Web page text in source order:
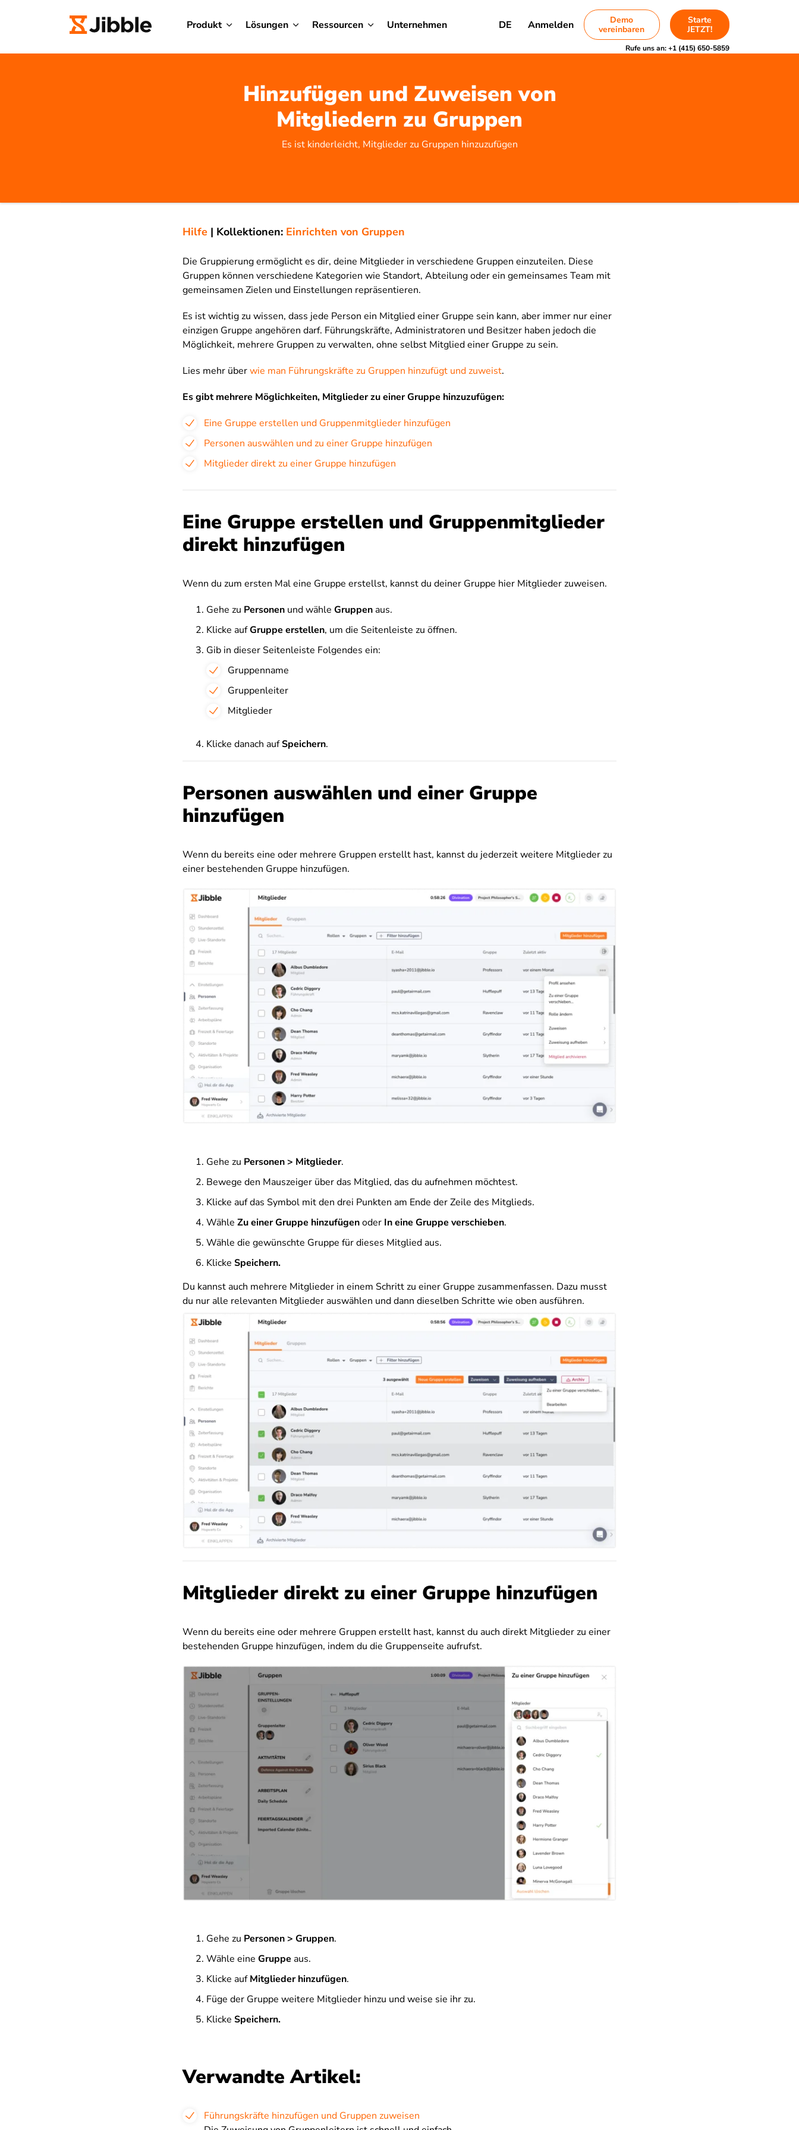
Produkt Lösungen Ressourcen Unternehmen DE Anmelden
Demo
vereinbaren
Starte
JETZT!
Rufe uns an:+1 (415) 650-5859
Hinzufügen und Zuweisen von
Mitgliedern zu Gruppen
Es ist kinderleicht, Mitglieder zu Gruppen hinzuzufügen
Hilfe | Kollektionen: Einrichten von Gruppen
Die Gruppierung ermöglicht es dir, deine Mitglieder in verschiedene Gruppen einzuteilen. Diese
Gruppen können verschiedene Kategorien wie Standort, Abteilung oder ein gemeinsames Team mit
gemeinsamen Zielen und Einstellungen repräsentieren.
Es ist wichtig zu wissen, dass jede Person ein Mitglied einer Gruppe sein kann, aber immer nur einer
einzigen Gruppe angehören darf. Führungskräfte, Administratoren und Besitzer haben jedoch die
Möglichkeit, mehrere Gruppen zu verwalten, ohne selbst Mitglied einer Gruppe zu sein.
Lies mehr überwie man Führungskräfte zu Gruppen hinzufügt und zuweist.
Es gibt mehrere Möglichkeiten, Mitglieder zu einer Gruppe hinzuzufügen:
Eine Gruppe erstellen und Gruppenmitglieder hinzufügen
Personen auswählen und zu einer Gruppe hinzufügen
Mitglieder direkt zu einer Gruppe hinzufügen
Eine Gruppe erstellen und Gruppenmitglieder
direkt hinzufügen
Wenn du zum ersten Mal eine Gruppe erstellst, kannst du deiner Gruppe hier Mitglieder zuweisen.
Gehe zu Personen und wähle Gruppenaus.
Klicke aufGruppe erstellen, um die Seitenleiste zu öffnen.
Gib in dieser Seitenleiste Folgendes ein:
Gruppenname
Gruppenleiter
Mitglieder
Klicke danach aufSpeichern.
Personen auswählen und einer Gruppe
hinzufügen
Wenn du bereits eine oder mehrere Gruppen erstellt hast, kannst du jederzeit weitere Mitglieder zu
einer bestehenden Gruppe hinzufügen.
Gehe zu Personen > Mitglieder.
Bewege den Mauszeiger über das Mitglied, das du aufnehmen möchtest.
Klicke auf das Symbol mit den drei Punkten am Ende der Zeile des Mitglieds.
Wähle Zu einer Gruppe hinzufügenoder In eine Gruppe verschieben.
Wähle die gewünschte Gruppe für dieses Mitglied aus.
Klicke Speichern.
Du kannst auch mehrere Mitglieder in einem Schritt zu einer Gruppe zusammenfassen. Dazu musst
du nur alle relevanten Mitglieder auswählen und dann dieselben Schritte wie oben ausführen.
Mitglieder direkt zu einer Gruppe hinzufügen
Wenn du bereits eine oder mehrere Gruppen erstellt hast, kannst du auch direkt Mitglieder zu einer
bestehenden Gruppe hinzufügen, indem du die Gruppenseite aufrufst.
Gehe zu Personen > Gruppen.
Wähle eine Gruppe aus.
Klicke aufMitglieder hinzufügen.
Füge der Gruppe weitere Mitglieder hinzu und weise sie ihr zu.
Klicke Speichern.
Verwandte Artikel:
Führungskräfte hinzufügen und Gruppen zuweisen